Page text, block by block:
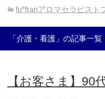
fu*franアロマセラピスト
「介護・看護」の記事一覧
【お客さま】